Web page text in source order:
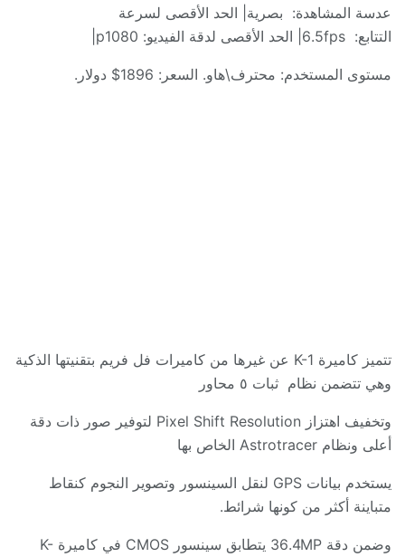
عدسة المشاهدة: بصرية الحد الأقصى لسرعة
التتابع:
6.5fps| الحد الأقصى لدقة الفيديو: p1080|
مستوى المستخدم: محترف\هاو. السعر : 1896$ دولار .
تتميز كاميرة
عن غيرها من كاميرات فل فريم بتقنيتها الذكية
وهي تتضمن نظام ثبات ٥ محاور
وتخفيف اهتزاز
لتوفير صور ذات دقة
أعلى ونظام
الخاص بها
يستخدم بيانات
لنقل السينسور وتصوير النجوم كنقاط
متباينة أكثر من كونها شرائط.
وضمن دقة يتطابق سينسور في كاميرة K-